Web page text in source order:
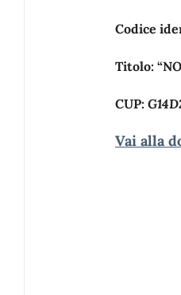
Codice
Titolo:
CUP:
Vai alla